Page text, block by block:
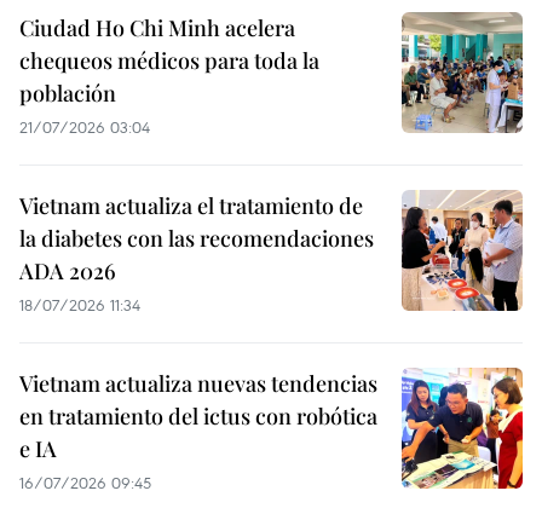
Ciudad Ho Chi Minh acelera
chequeos médicos para toda la
población
21/07/2026 03:04
Vietnam actualiza el tratamiento de
la diabetes con las recomendaciones
ADA 2026
18/07/2026 11:34
Vietnam actualiza nuevas tendencias
en tratamiento del ictus con robótica
e IA
16/07/2026 09:45